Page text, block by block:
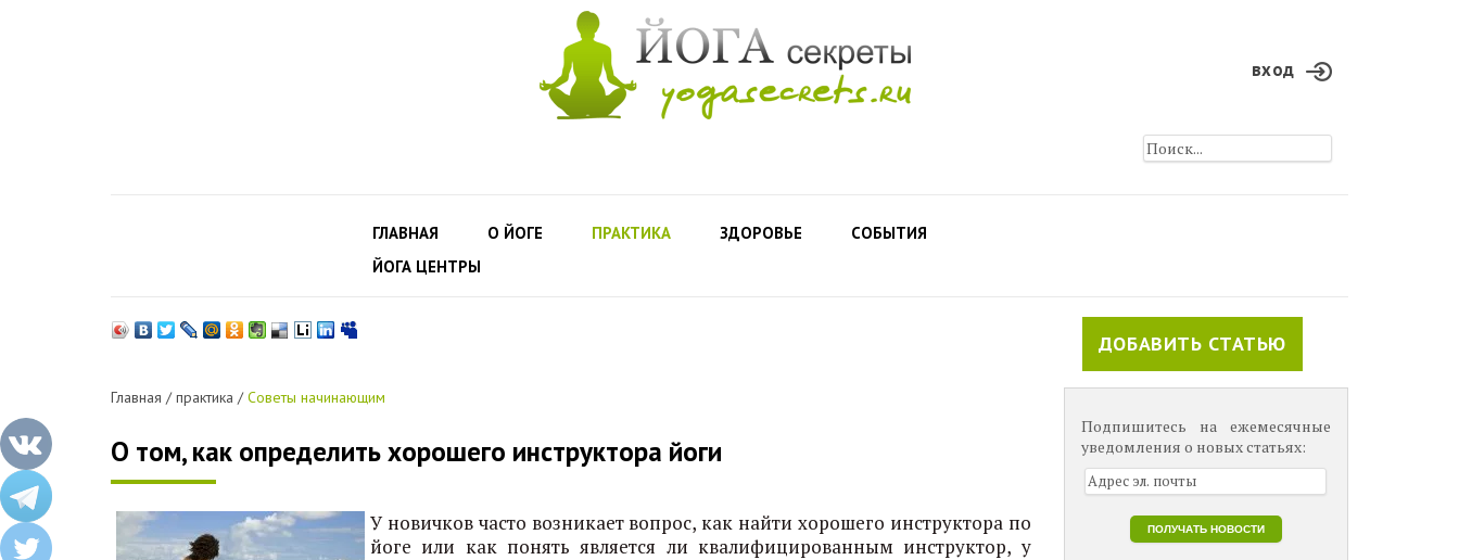
вход
ГЛАВНАЯ О ЙОГЕ ПРАКТИКА ЗДОРОВЬЕ
СОБЫТИЯ
ЙОГА ЦЕНТРЫ
ДОБАВИТЬ СТАТЬЮ
Главная /практика /Советы начинающим
О том, как определить хорошего инструктора йоги
У новичков часто возникает вопрос, как найти хорошего инструктора по
йоге или как понять является ли квалифицированным инструктор, у
Подпишитесь на ежемесячные
уведомления о новых статьях: